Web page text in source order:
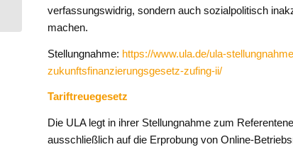
verfassungswidrig, sondern auch sozialpolitisch
machen.
Stellungnahme: https://www.ula.de/ula-
zukunftsfinanzierungsgesetz-zufing-ii/
Tariftreuegesetz
Die ULA legt in ihrer Stellungnahme zum
ausschließlich auf die Erprobung von Online-
Schlüss...